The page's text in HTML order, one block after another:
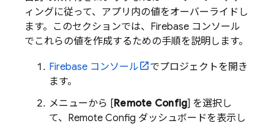
ィングに従って、アプリ内の値をオーバーライドし
ます。このセクションでは、 Firebase コンソール
でこれらの値を作成するための手順を説明します。
Firebase コンソール
でプロジェクトを開き
ます。
メニューから [Remote Config] を選択し
て、 Remote Config ダッシュボードを表示し